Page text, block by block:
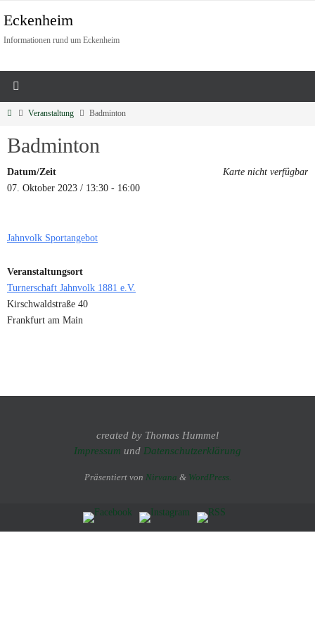
Eckenheim
Informationen rund um Eckenheim
Veranstaltung Badminton
Badminton
Karte nicht verfügbar
Datum/Zeit
07. Oktober 2023 / 13:30 - 16:00
Jahnvolk Sportangebot
Veranstaltungsort
Turnerschaft Jahnvolk 1881 e.V.
Kirschwaldstraße 40
Frankfurt am Main
created by Thomas Hummel
Impressum und Datenschutzerklärung
Präsentiert von Nirvana & WordPress.